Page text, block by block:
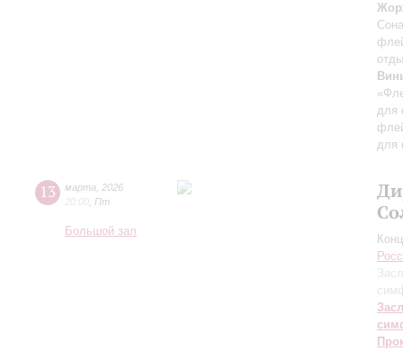
для
для
13 марта
2026
20:00 Пт
Большой зал